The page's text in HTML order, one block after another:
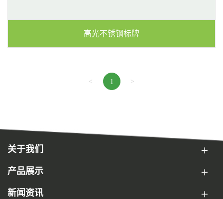
高光不锈钢标牌
< 1 >
关于我们
产品展示
新闻资讯